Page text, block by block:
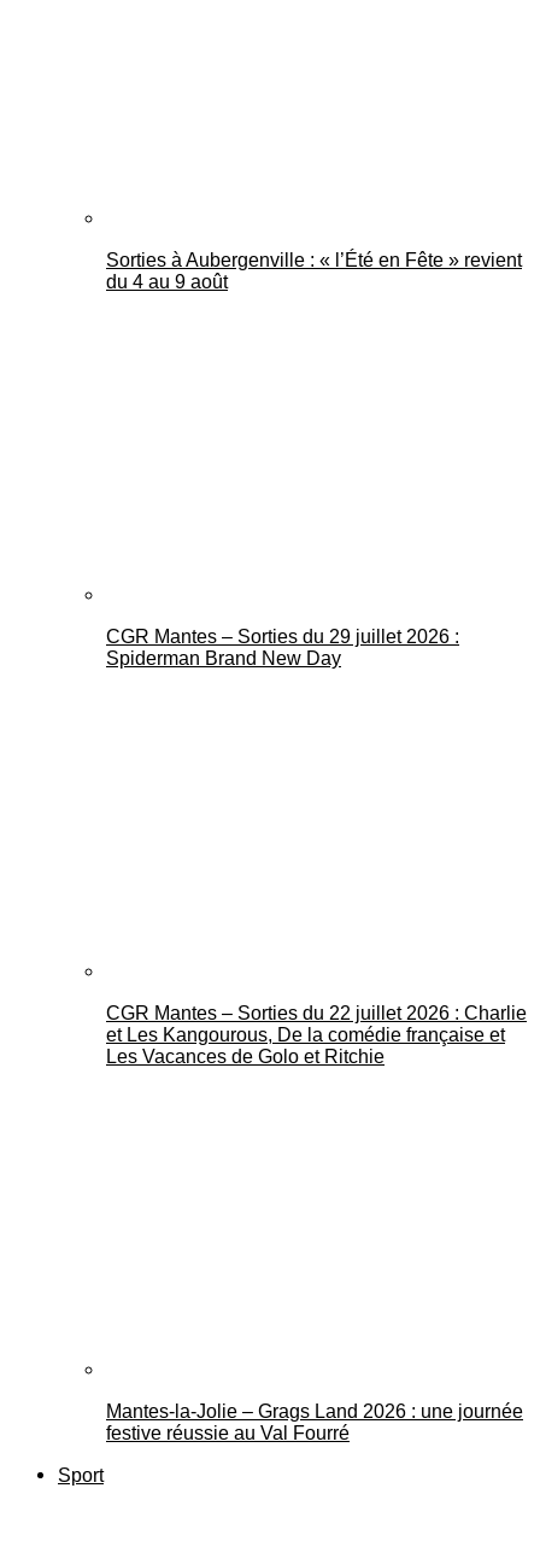
Sorties à Aubergenville : « l’Été en Fête » revient
du 4 au 9 août
CGR Mantes – Sorties du 29 juillet 2026 :
Spiderman Brand New Day
CGR Mantes – Sorties du 22 juillet 2026 : Charlie
et Les Kangourous, De la comédie française et
Les Vacances de Golo et Ritchie
Mantes-la-Jolie – Grags Land 2026 : une journée
festive réussie au Val Fourré
Sport